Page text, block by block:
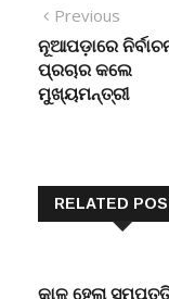
Post
Previous
post:
ନୂଆପଡ଼ାରେ
ପ୍ରଚାର କଲେ
ମୁଖ୍ୟମନ୍ତ୍ରୀ
RELATED
କାଳ ହେଲା